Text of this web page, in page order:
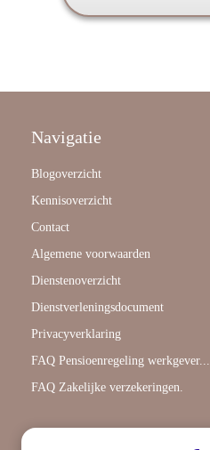
Navigatie
Blogoverzicht
Kennisoverzicht
Contact
Algemene voorwaarden
Dienstenoverzicht
Dienstverleningsdocument
Privacyverklaring
FAQ Pensioenregeling werkgever...
FAQ Zakelijke verzekeringen.